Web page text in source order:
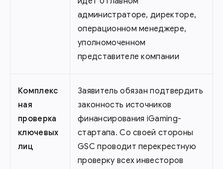
администраторе, директоре,
операционном менеджере,
уполномоченном
представителе компании
Комплекс
ная
проверка
ключевых
лиц
Заявитель обязан подтвердить
законность источников
финансирования iGaming-
стартапа. Со своей стороны
GSC проводит перекрестную
проверку всех инвесторов